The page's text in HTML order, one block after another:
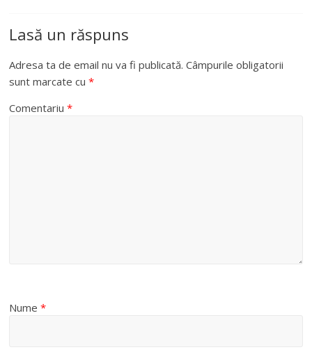
Lasă un răspuns
Adresa ta de email nu va fi publicată. Câmpurile obligatorii
sunt marcate cu*
Comentariu*
Nume*